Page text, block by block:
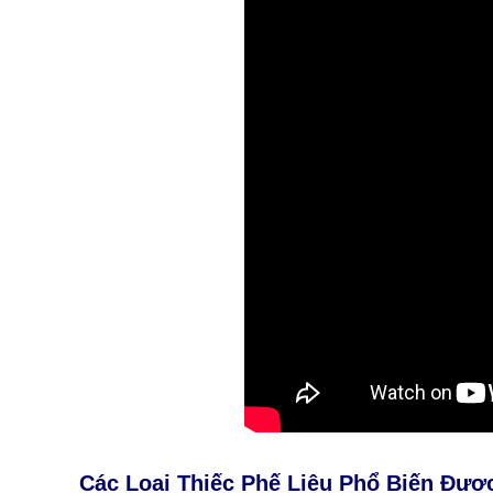
Các Loại Thiếc Phế Liệu Phổ Biến